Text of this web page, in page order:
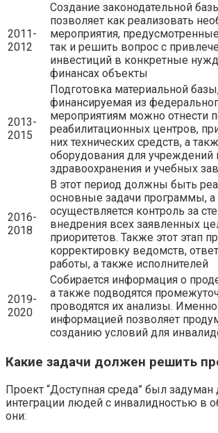
2011-
2012
Создание законодательной
позволяет как реализовать
мероприятия,
так и решить вопрос с
инвестиций в конкретные
финансах объекты
2013-
2015
Подготовка материальной
финансируемая из
мероприятиям можно отнести
реабилитационных центров,
них технических средств, а
оборудования для учреждений
здравоохранения и учебных
2016-
2018
В этот период должны быть
основные задачи программы, а
осуществляется контроль за
внедрения всех заявленных
приоритетов. Также этот этап
корректировку ведомств,
работы, а также исполнителей
2019-
2020
Собирается информация о
а также подводятся
проводятся их анализы. Именно
информацией позволяет
созданию условий для
Какие задачи должен решить
Проект “Доступная среда” был задуман
интеграции людей с инвалидностью в
они: